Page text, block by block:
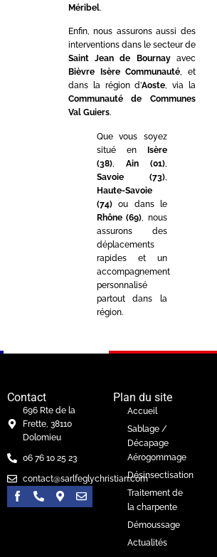
Méribel.
Enfin, nous assurons aussi des
interventions dans le secteur de
Saint Jean de Bournayavec
Bièvre Isère Communauté, et
dans la région d’Aoste, via la
Communauté de Communes
Val Guiers.
Que vous soyez
situé en Isère
(38), Ain (01)
Savoie (73)
Haute-Savoie
(74)ou dans le
Rhône (69) , nous
assurons des
déplacements
rapides et un
accompagnement
personnalisé
partout dans la
région.
Contact
696 Rte de la
Frette, 38110
Dolomieu
06 76 10 25 23
contact@sarlfeglychristian.com
Plan du site
Accueil
Sablage /
Décapage
Aérogommage
Désinsectisation
Traitement de
la charpente
Démoussage
Actualités